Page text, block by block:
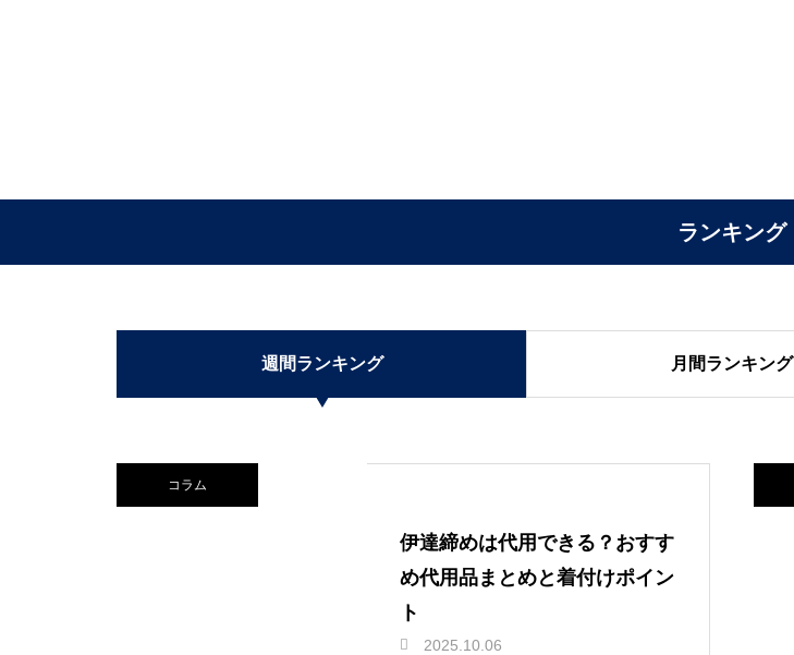
ランキング
週間ランキング 月間ランキング
コラム
伊達締めは代用できる？おすす
め代用品まとめと着付けポイン
ト
2025.10.06